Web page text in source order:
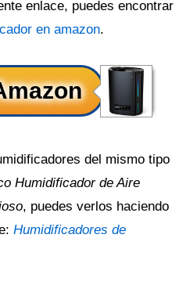
enlace, puedes encontrar
en amazon.
del mismo tipo
Humidificador de Aire
, puedes verlos haciendo
Humidificadores de